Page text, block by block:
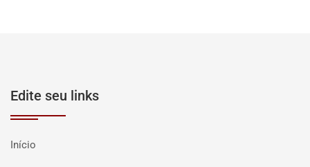
Edite seu links
Início